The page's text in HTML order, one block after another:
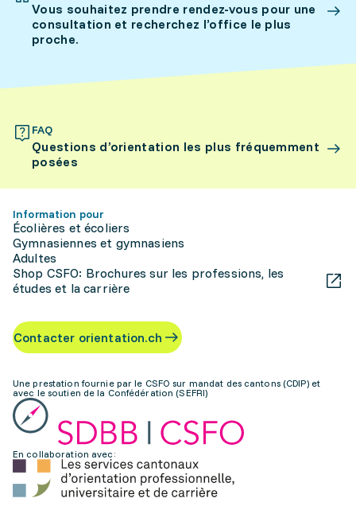
Vous souhaitez prendre rendez-vous pour une
consultation et recherchez l’office le plus
proche.
FAQ
Questions d’orientation les plus fréquemment
posées
Information pour
Écolières et écoliers
Gymnasiennes et gymnasiens
Adultes
Shop CSFO: Brochures sur les professions, les
études et la carrière
Contacter orientation.ch
Une prestation fournie par le CSFO sur mandat des cantons (CDIP) et
avec le soutien de la Confédération (SEFRI)
En collaboration avec: